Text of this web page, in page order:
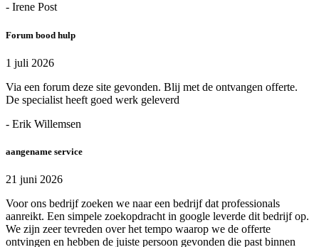
- Irene Post
Forum bood hulp
1 juli 2026
Via een forum deze site gevonden. Blij met de ontvangen offerte.
De specialist heeft goed werk geleverd
- Erik Willemsen
aangename service
21 juni 2026
Voor ons bedrijf zoeken we naar een bedrijf dat professionals
aanreikt. Een simpele zoekopdracht in google leverde dit bedrijf op.
We zijn zeer tevreden over het tempo waarop we de offerte
ontvingen en hebben de juiste persoon gevonden die past binnen